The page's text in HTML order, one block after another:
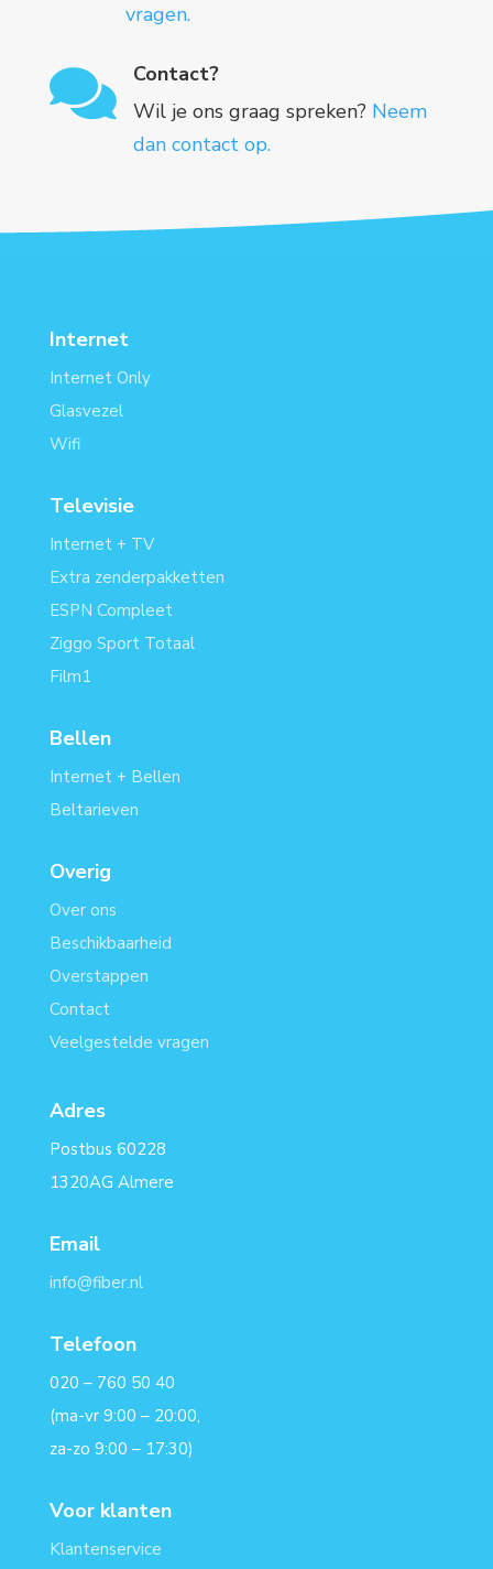
vragen.

Contact?
Wil je ons graag spreken? Neem
dan contact op.
Internet
Internet Only
Glasvezel
Wifi
Televisie
Internet + TV
Extra zenderpakketten
ESPN Compleet
Ziggo Sport Totaal
Film1
Bellen
Internet + Bellen
Beltarieven
Overig
Over ons
Beschikbaarheid
Overstappen
Contact
Veelgestelde vragen
Adres
Postbus 60228
1320AG Almere
Email
info@fiber.nl
Telefoon
020 – 760 50 40
(ma-vr 9:00 – 20:00,
za-zo 9:00 – 17:30)
Voor klanten
Klantenservice